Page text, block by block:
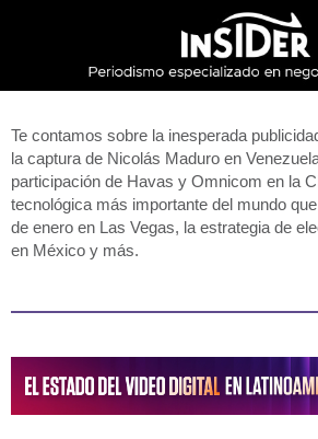
Te contamos sobre la inesperada
la captura de Nicolás Maduro en
participación de Havas y Omnicom en la
tecnológica más importante del mundo
de enero en Las Vegas, la estrategia de
en México y más.